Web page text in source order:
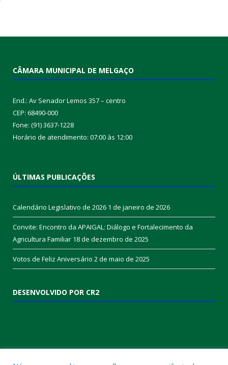
CÂMARA MUNICIPAL DE MELGAÇO
End.: Av Senador Lemos 357 – centro
CEP: 68490-000
Fone: (91) 3637-1228
Horário de atendimento: 07:00 às 12:00
ÚLTIMAS PUBLICAÇÕES
Calendário Legislativo de 2026 1 de janeiro de 2026
Convite: Encontro da APAIGAL: Diálogo e Fortalecimento da
Agricultura Familiar 18 de dezembro de 2025
Votos de Feliz Aniversário 2 de maio de 2025
DESENVOLVIDO POR CR2